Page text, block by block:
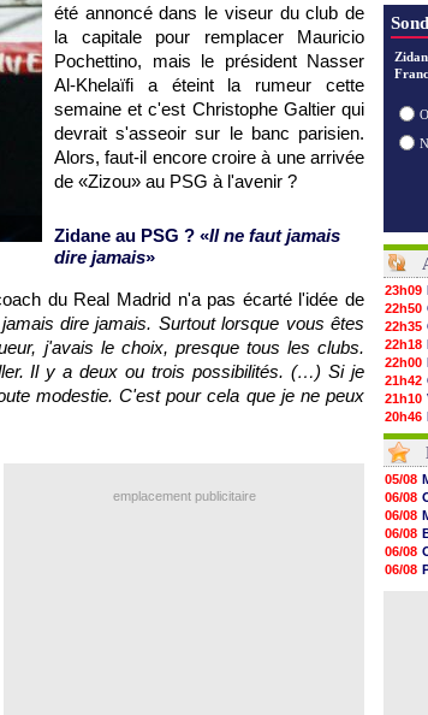
été annoncé dans le viseur du club de
la capitale pour remplacer Mauricio
Pochettino, mais le président Nasser
Al-Khelaïfi a éteint la rumeur cette
semaine et c'est Christophe Galtier qui
devrait s'asseoir sur le banc parisien.
Alors, faut-il encore croire à une arrivée
de «Zizou» au PSG à l'avenir ?
Zidane au PSG ? «Il ne faut jamais
dire jamais»
du Real Madrid n'a pas écarté l'idée de
dire jamais. Surtout lorsque vous êtes
j'avais le choix, presque tous les clubs.
Il y a deux ou trois possibilités. (…) Si je
modestie. C'est pour cela que je ne peux
emplacement publicitaire
23h09
22h50
22h35
22h18
22h00
21h42
21h10
20h46
20h30
20h01
19h18
19h09
18h48
18h37
18h29
17h58
17h46
05/08
06/08
06/08
06/08
06/08
06/08